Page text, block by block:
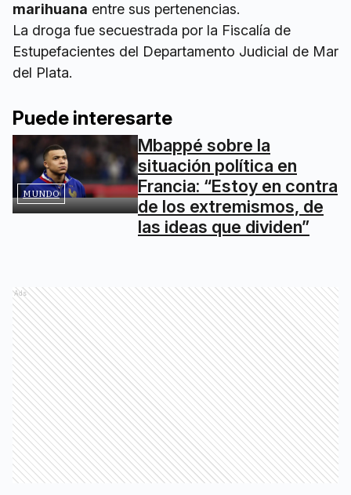
marihuana entre sus pertenencias.
La droga fue secuestrada por la Fiscalía de
Estupefacientes del Departamento Judicial de Mar
del Plata.
Puede interesarte
MUNDO
Mbappé sobre la
situación política en
Francia: “Estoy en contra
de los extremismos, de
las ideas que dividen”
Ads